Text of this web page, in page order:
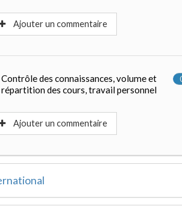
Ajouter un commentaire
Contrôle des connaissances, volume et
répartition des cours, travail personnel
Ajouter un commentaire